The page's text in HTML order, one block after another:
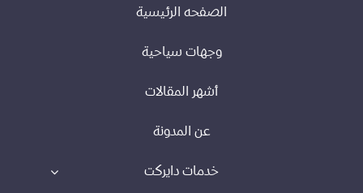
الصفحه الرئيسية
وجهات سياحية
أشهر المقالات
عن المدونة
خدمات دايركت